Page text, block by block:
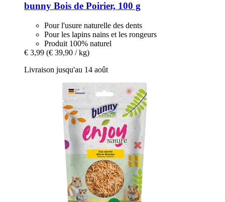
bunny Bois de Poirier, 100 g
Pour l'usure naturelle des dents
Pour les lapins nains et les rongeurs
Produit 100% naturel
€ 3,99 (€ 39,90 / kg)
Livraison jusqu'au 14 août